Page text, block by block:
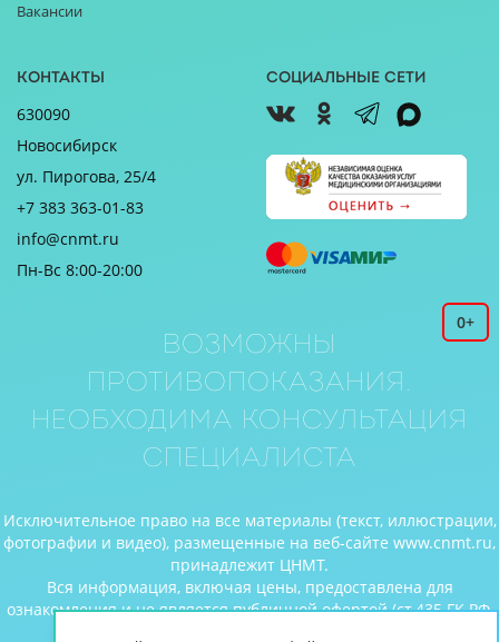
Вакансии
Контакты
630090
Новосибирск
ул. Пирогова, 25/4
+7 383 363-01-83
info@cnmt.ru
Пн-Вс 8:00-20:00
Социальные сети
0+
Возможны
противопоказания.
Необходима консультация
специалиста
Исключительное право на все материалы (текст, иллюстрации,
фотографии и видео), размещенные на веб-сайте www.cnmt.ru,
принадлежит ЦНМТ.
Вся информация, включая цены, предоставлена для
ознакомления и не является публичной офертой (ст.435 ГК РФ,